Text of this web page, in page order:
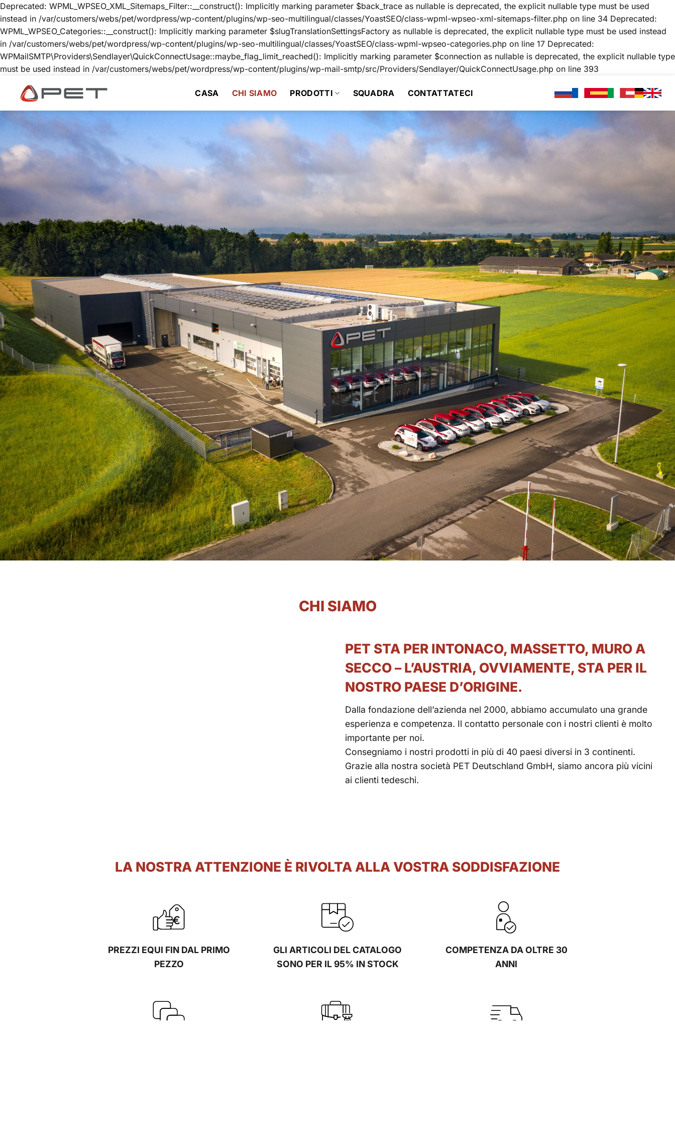
Deprecated: WPML_WPSEO_XML_Sitemaps_Filter::__construct(): Implicitly marking parameter $back_trace as nullable is deprecated, the explicit nullable type must be used
instead in /var/customers/webs/pet/wordpress/wp-content/plugins/wp-seo-multilingual/classes/YoastSEO/class-wpml-wpseo-xml-sitemaps-filter.php on line 34 Deprecated:
WPML_WPSEO_Categories::__construct(): Implicitly marking parameter $slugTranslationSettingsFactory as nullable is deprecated, the explicit nullable type must be used instead
in /var/customers/webs/pet/wordpress/wp-content/plugins/wp-seo-multilingual/classes/YoastSEO/class-wpml-wpseo-categories.php on line 17 Deprecated:
WPMailSMTP\Providers\Sendlayer\QuickConnectUsage::maybe_flag_limit_reached(): Implicitly marking parameter $connection as nullable is deprecated, the explicit nullable type
must be used instead in /var/customers/webs/pet/wordpress/wp-content/plugins/wp-mail-smtp/src/Providers/Sendlayer/QuickConnectUsage.php on line 393
CONTENUTI
CASA CHI SIAMO PRODOTTI SQUADRA CONTATTATECI
CHI SIAMO
PET STA PER INTONACO, MASSETTO, MURO A
SECCO – L’AUSTRIA, OVVIAMENTE, STA PER IL
NOSTRO PAESE D’ORIGINE.
Dalla fondazione dell’azienda nel 2000, abbiamo accumulato una grande
esperienza e competenza. Il contatto personale con i nostri clienti è molto
importante per noi.
Consegniamo i nostri prodotti in più di 40 paesi diversi in 3 continenti.
Grazie alla nostra società PET Deutschland GmbH, siamo ancora più vicini
ai clienti tedeschi.
LA NOSTRA ATTENZIONE È RIVOLTA ALLA VOSTRA SODDISFAZIONE
PREZZI EQUI FIN DAL PRIMO
PEZZO
GLI ARTICOLI DEL CATALOGO
SONO PER IL 95% IN STOCK
COMPETENZA DA OLTRE 30
ANNI